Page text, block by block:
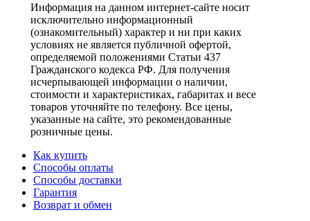
Информация на данном интернет-сайте носит
исключительно информационный
(ознакомительный) характер и ни при каких
условиях не является публичной офертой,
определяемой положениями Статьи 437
Гражданского кодекса РФ. Для получения
исчерпывающей информации о наличии,
стоимости и характеристиках, габаритах и весе
товаров уточняйте по телефону. Все цены,
указанные на сайте, это рекомендованные
розничные цены.
Как купить
Способы оплаты
Способы доставки
Гарантия
Возврат и обмен